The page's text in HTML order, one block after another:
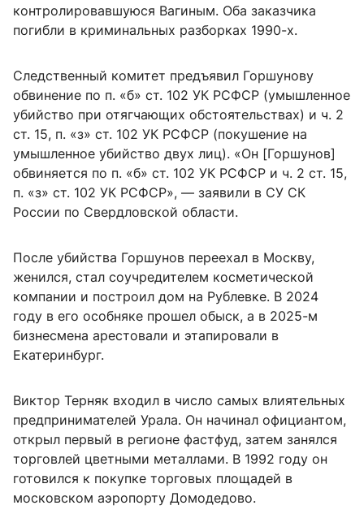
контролировавшуюся Вагиным. Оба заказчика
погибли в криминальных разборках 1990-х.
Следственный комитет предъявил Горшунову
обвинение по п. «б» ст. 102 УК РСФСР (умышленное
убийство при отягчающих обстоятельствах) и ч. 2
ст. 15, п. «з» ст. 102 УК РСФСР (покушение на
умышленное убийство двух лиц). «Он [Горшунов]
обвиняется по п. «б» ст. 102 УК РСФСР и ч. 2 ст. 15,
п. «з» ст. 102 УК РСФСР», — заявили в СУ СК
России по Свердловской области.
После убийства Горшунов переехал в Москву,
женился, стал соучредителем косметической
компании и построил дом на Рублевке. В 2024
году в его особняке прошел обыск, а в 2025-м
бизнесмена арестовали и этапировали в
Екатеринбург.
Виктор Терняк входил в число самых влиятельных
предпринимателей Урала. Он начинал официантом,
открыл первый в регионе фастфуд, затем занялся
торговлей цветными металлами. В 1992 году он
готовился к покупке торговых площадей в
московском аэропорту Домодедово.